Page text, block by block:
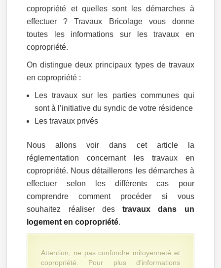
copropriété et quelles sont les démarches à
effectuer ? Travaux Bricolage vous donne
toutes les informations sur les travaux en
copropriété.
On distingue deux principaux types de travaux
en copropriété :
Les travaux sur les parties communes qui
sont à l’initiative du syndic de votre résidence
Les travaux privés
Nous allons voir dans cet article la
réglementation concernant les travaux en
copropriété. Nous détaillerons les démarches à
effectuer selon les différents cas pour
comprendre comment procéder si vous
souhaitez réaliser destravaux dans un
logement en copropriété.
Attention, ne pas confondre mitoyenneté et
copropriété. Pour plus d’informations